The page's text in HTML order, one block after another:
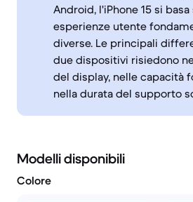
Android, l'iPhone 15 si
esperienze utente
diverse. Le principali
due dispositivi risiedono
del display, nelle capacità
nella durata del supporto
Modelli disponibili
Colore